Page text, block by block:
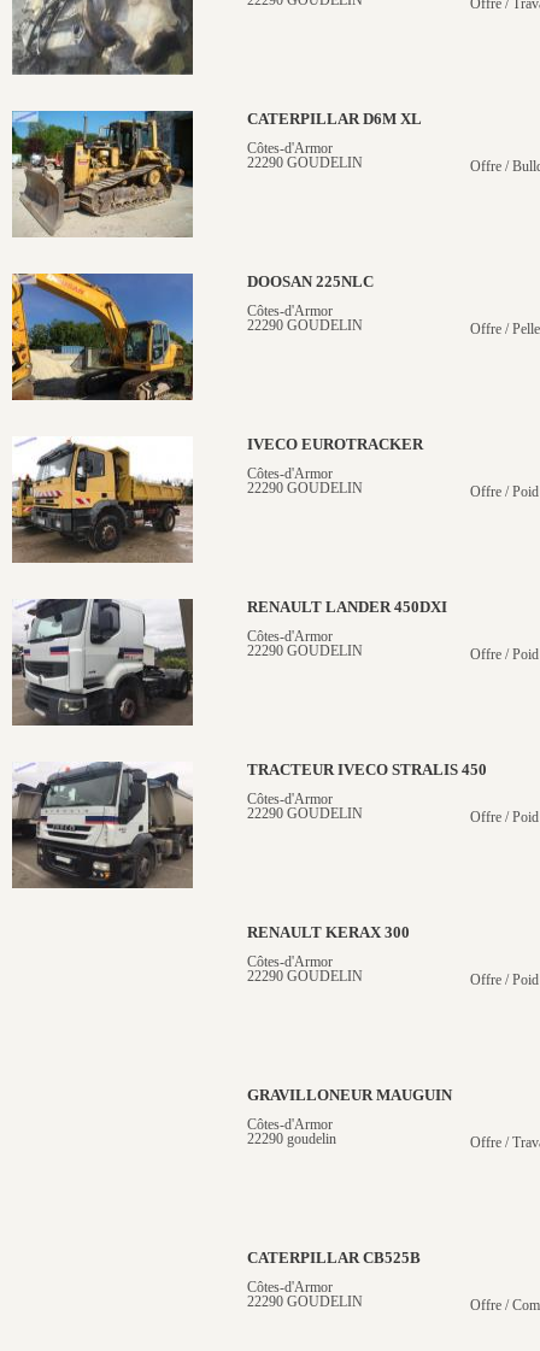
Offre /
CATERPILLAR D6M XL
Côtes-d'Armor
22290 GOUDELIN
Offre /
DOOSAN 225NLC
Côtes-d'Armor
22290 GOUDELIN
Offre /
IVECO EUROTRACKER
Côtes-d'Armor
22290 GOUDELIN
Offre /
RENAULT LANDER 450DXI
Côtes-d'Armor
22290 GOUDELIN
Offre /
TRACTEUR IVECO STRALIS 450
Côtes-d'Armor
22290 GOUDELIN
Offre /
RENAULT KERAX 300
Côtes-d'Armor
22290 GOUDELIN
Offre /
GRAVILLONEUR MAUGUIN
Côtes-d'Armor
22290 goudelin
Offre /
CATERPILLAR CB525B
Côtes-d'Armor
22290 GOUDELIN
Offre /